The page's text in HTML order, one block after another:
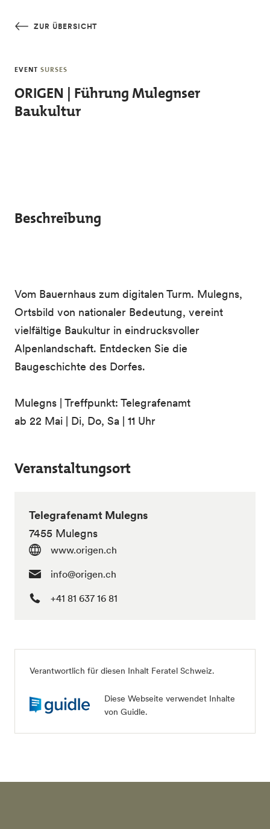
ZUR ÜBERSICHT
EVENT SURSES
ORIGEN | Führung Mulegnser
Baukultur
Beschreibung
Vom Bauernhaus zum digitalen Turm. Mulegns,
Ortsbild von nationaler Bedeutung, vereint
vielfältige Baukultur in eindrucksvoller
Alpenlandschaft. Entdecken Sie die
Baugeschichte des Dorfes.
Mulegns | Treffpunkt: Telegrafenamt
ab 22 Mai | Di, Do, Sa | 11 Uhr
Veranstaltungsort
Telegrafenamt Mulegns
7455 Mulegns
www.origen.ch
info@origen.ch
+41 81 637 16 81
Verantwortlich für diesen Inhalt Feratel Schweiz.
Diese Webseite verwendet Inhalte
von Guidle.